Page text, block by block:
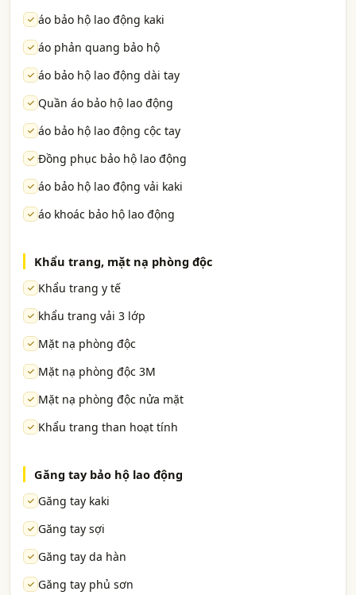
áo bảo hộ lao động kaki
áo phản quang bảo hộ
áo bảo hộ lao động dài tay
Quần áo bảo hộ lao động
áo bảo hộ lao động cộc tay
Đồng phục bảo hộ lao động
áo bảo hộ lao động vải kaki
áo khoác bảo hộ lao động
Khẩu trang, mặt nạ phòng độc
Khẩu trang y tế
khẩu trang vải 3 lớp
Mặt nạ phòng độc
Mặt nạ phòng độc 3M
Mặt nạ phòng độc nửa mặt
Khẩu trang than hoạt tính
Găng tay bảo hộ lao động
Găng tay kaki
Găng tay sợi
Găng tay da hàn
Găng tay phủ sơn